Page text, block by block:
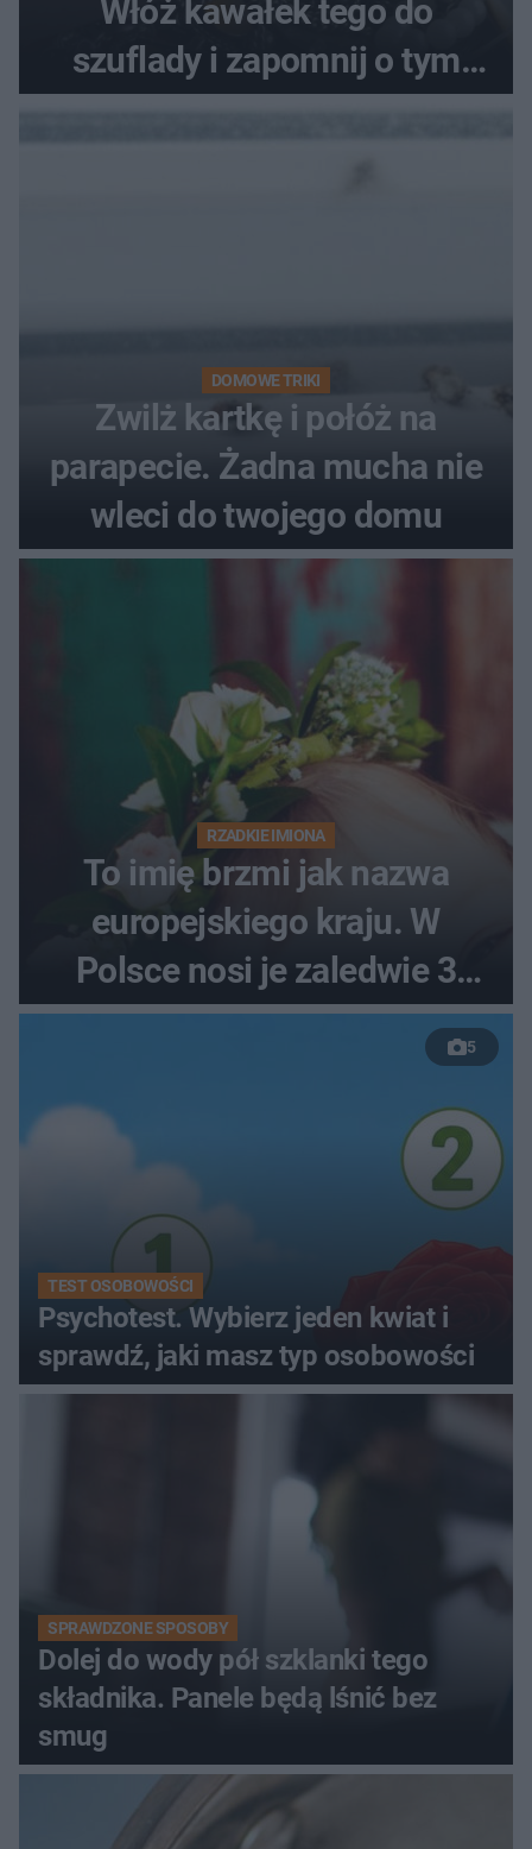
Włóż kawałek tego do
szuflady i zapomnij o tym
DOMOWE TRIKI
Zwilż kartkę i połóż na
parapecie. Żadna mucha nie
wleci do twojego domu
RZADKIE IMIONA
To imię brzmi jak nazwa
europejskiego kraju. W
Polsce nosi je zaledwie 3
kobiety
5
TEST OSOBOWOŚCI
Psychotest. Wybierz jeden kwiat i
sprawdź, jaki masz typ osobowości
SPRAWDZONE SPOSOBY
Dolej do wody pół szklanki tego
składnika. Panele będą lśnić bez
smug